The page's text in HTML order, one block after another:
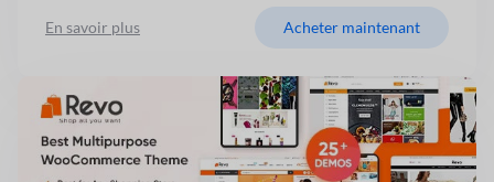
En savoir plus Acheter maintenant